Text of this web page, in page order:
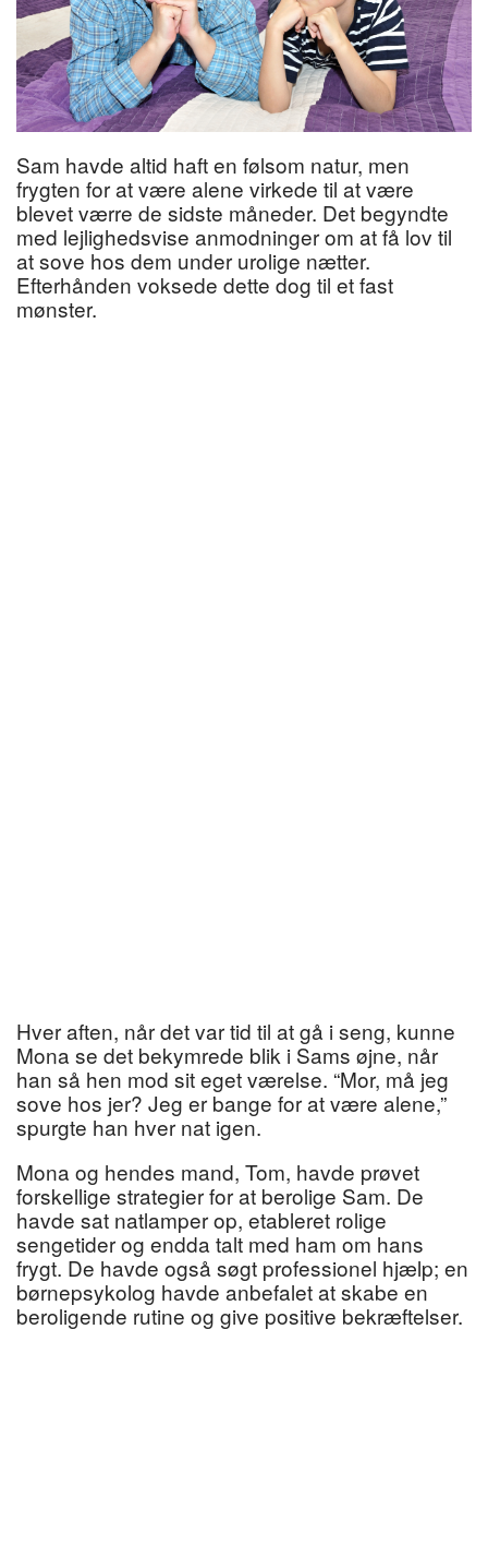
Sam havde altid haft en følsom natur, men
frygten for at være alene virkede til at være
blevet værre de sidste måneder. Det begyndte
med lejlighedsvise anmodninger om at få lov til
at sove hos dem under urolige nætter.
Efterhånden voksede dette dog til et fast
mønster.
Hver aften, når det var tid til at gå i seng, kunne
Mona se det bekymrede blik i Sams øjne, når
han så hen mod sit eget værelse. “Mor, må jeg
sove hos jer? Jeg er bange for at være alene,”
spurgte han hver nat igen.
Mona og hendes mand, Tom, havde prøvet
forskellige strategier for at berolige Sam. De
havde sat natlamper op, etableret rolige
sengetider og endda talt med ham om hans
frygt. De havde også søgt professionel hjælp; en
børnepsykolog havde anbefalet at skabe en
beroligende rutine og give positive bekræftelser.